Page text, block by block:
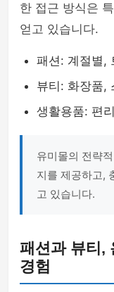
한 접근 방식은
얻고 있습니다.
패션: 계절별,
뷰티: 화장품,
생활용품: 편
유미몰의 전략
지를 제공하고,
고 있습니다.
패션과 뷰티,
경험